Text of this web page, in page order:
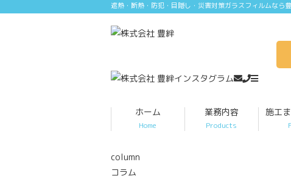
遮熱・断熱・防犯・目隠し・災害対策ガラスフィルムなら
ホーム
Home
業務内容
Products
施工
column
コラム